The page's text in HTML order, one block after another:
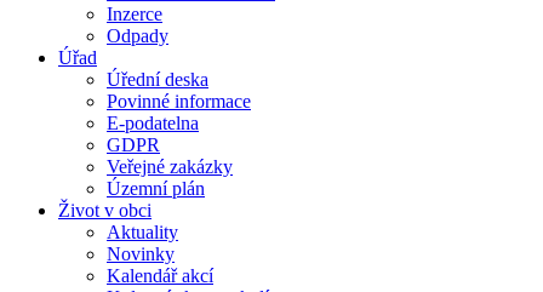
Inzerce
Odpady
Úřad
Úřední deska
Povinné informace
E-podatelna
GDPR
Veřejné zakázky
Územní plán
Život v obci
Aktuality
Novinky
Kalendář akcí